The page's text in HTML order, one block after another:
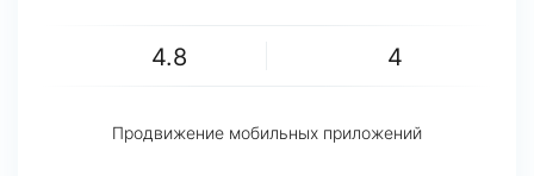
4.8 4
Продвижение мобильных приложений